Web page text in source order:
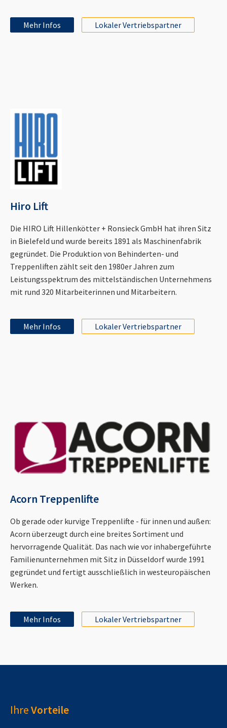
Mehr Infos Lokaler Vertriebspartner
Hiro Lift
Die HIRO Lift Hillenkötter + Ronsieck GmbH hat ihren Sitz
in Bielefeld und wurde bereits 1891 als Maschinenfabrik
gegründet. Die Produktion von Behinderten- und
Treppenliften zählt seit den 1980er Jahren zum
Leistungsspektrum des mittelständischen Unternehmens
mit rund 320 Mitarbeiterinnen und Mitarbeitern.
Mehr Infos Lokaler Vertriebspartner
Acorn Treppenlifte
Ob gerade oder kurvige Treppenlifte - für innen und außen:
Acorn überzeugt durch eine breites Sortiment und
hervorragende Qualität. Das nach wie vor inhabergeführte
Familienunternehmen mit Sitz in Düsseldorf wurde 1991
gegründet und fertigt ausschließlich in westeuropäischen
Werken.
Mehr Infos Lokaler Vertriebspartner
IhreVorteile